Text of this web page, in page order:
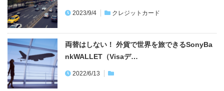
おすすめ記事
知らないと損！スーパーでお得！おすすめクレ
ジットカードはコレ！
2026/4/1 クレジットカード